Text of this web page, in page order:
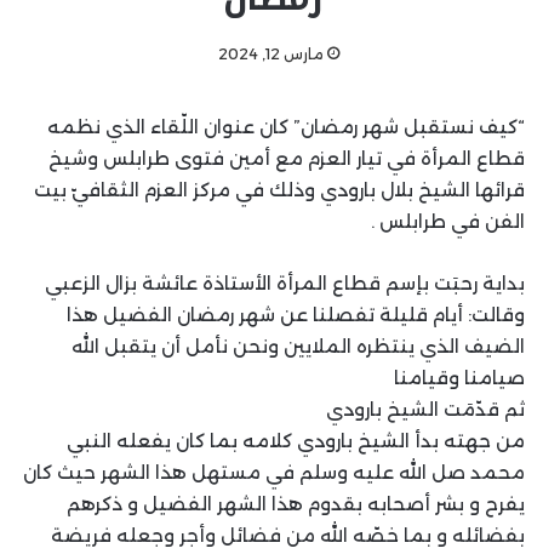
مارس 12, 2024
“كيف نستقبل شهر رمضان” كان عنوان اللّقاء الذي نظمه
قطاع المرأة في تيار العزم مع أمين فتوى طرابلس وشيخ
قرائها الشيخ بلال بارودي وذلك في مركز العزم الثقافيّ بيت
الفن في طرابلس .
بداية رحبَت بإسم قطاع المرأة الأستاذة عائشة بزال الزعبي
وقالت: أيام قليلة تفصلنا عن شهر رمضان الفضيل هذا
الضيف الذي ينتظره الملايين ونحن نأمل أن يتقبل الله
صيامنا وقيامنا
ثم قدّمَت الشيخ بارودي
من جهته بدأ الشيخ بارودي كلامه بما كان يفعله النبي
محمد صل الله عليه وسلم في مستهل هذا الشهر حيث كان
يفرح و بشر أصحابه بقدوم هذا الشهر الفضيل و ذكرهم
بفضائله و بما خصّه الله من فضائل وأجر وجعله فريضة